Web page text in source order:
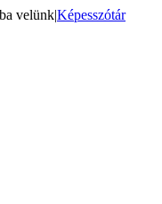
velünk|Képesszótár